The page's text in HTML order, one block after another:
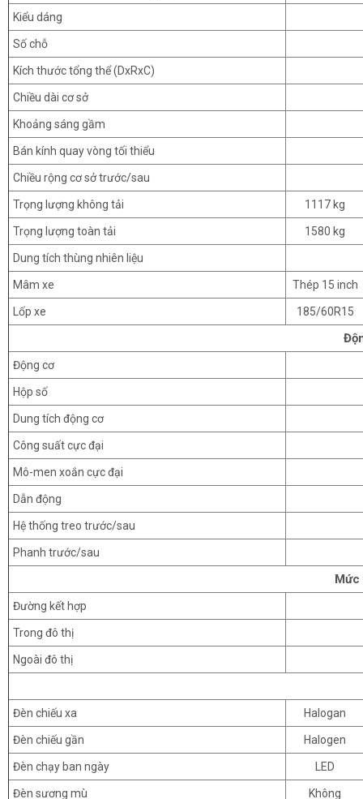
Kiểu dáng
Số chỗ
Kích thước tổng thể (DxRxC)
Chiều dài cơ sở
Khoảng sáng gầm
Bán kính quay vòng tối thiểu
Chiều rộng cơ sở trước/sau
Trọng lượng không tải 1117 kg
Trọng lượng toàn tải 1580 kg
Dung tích thùng nhiên liệu
Mâm xe Thép 15 inch
Lốp xe 185/60R15
Động cơ
Hộp số
Dung tích động cơ
Công suất cực đại
Mô-men xoắn cực đại
Dẫn động
Hệ thống treo trước/sau
Phanh trước/sau
Đường kết hợp
Trong đô thị
Ngoài đô thị
Đèn chiếu xa Halogan
Đèn chiếu gần Halogen
Đèn chạy ban ngày LED
Đèn sương mù Không